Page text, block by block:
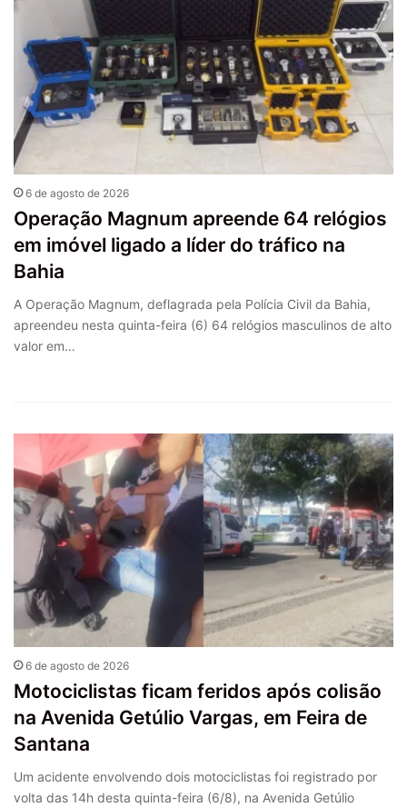
6 de agosto de 2026
Operação Magnum apreende 64 relógios
em imóvel ligado a líder do tráfico na
Bahia
A Operação Magnum, deflagrada pela Polícia Civil da Bahia,
apreendeu nesta quinta-feira (6) 64 relógios masculinos de alto
valor em…
6 de agosto de 2026
Motociclistas ficam feridos após colisão
na Avenida Getúlio Vargas, em Feira de
Santana
Um acidente envolvendo dois motociclistas foi registrado por
volta das 14h desta quinta-feira (6/8), na Avenida Getúlio